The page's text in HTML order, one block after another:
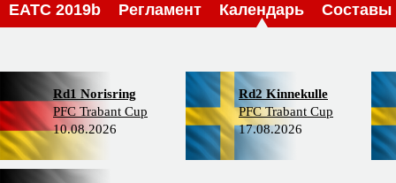
EATC 2019b Регламент Календарь Составы
Rd1 Norisring
PFC Trabant Cup
10.08.2026
Rd2 Kinnekulle
PFC Trabant Cup
17.08.2026